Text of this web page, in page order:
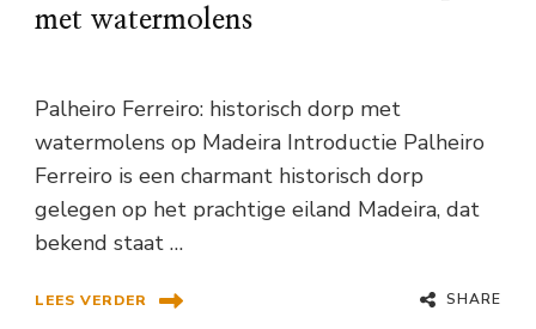
met watermolens
Palheiro Ferreiro: historisch dorp met
watermolens op Madeira Introductie Palheiro
Ferreiro is een charmant historisch dorp
gelegen op het prachtige eiland Madeira, dat
bekend staat …
LEES VERDER SHARE